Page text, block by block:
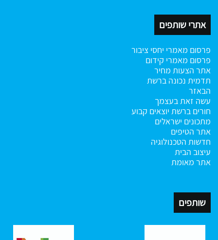
אתרי שותפים
פרסום מאמרי יחסי ציבור
פרסום מאמרי קידום
אתר הצעות מחיר
תדמית נכונה ברשת
הבאזר
עשה זאת בעצמך
חורים ברשת יוצאים קבוע
מתכונים ישראלים
אתר הטיפים
חדשות הטכנולוגיה
עיצוב הבית
אתר מאומת
שותפים